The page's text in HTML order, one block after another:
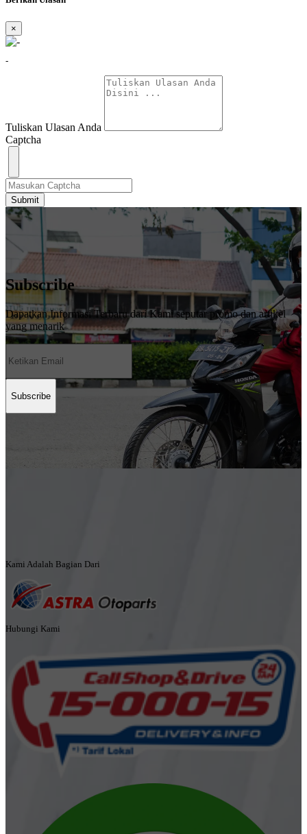
×
-
Tuliskan Ulasan Anda
Captcha
Submit
Subscribe
Dapatkan Informasi Terbaru dari Kami seputar promo dan artikel
yang menarik
Subscribe
Kami Adalah Bagian Dari
Hubungi Kami